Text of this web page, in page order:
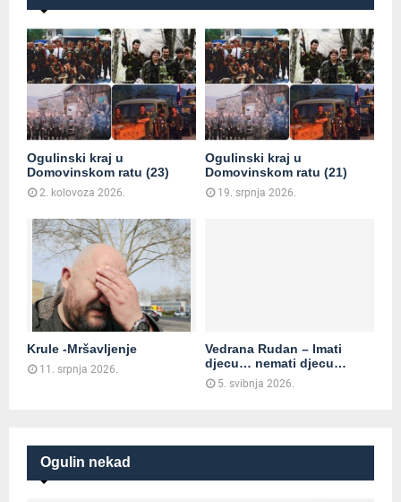
Ogulinski kraj u
Domovinskom ratu (23)
2. kolovoza 2026.
Ogulinski kraj u
Domovinskom ratu (21)
19. srpnja 2026.
Krule -Mršavljenje
11. srpnja 2026.
Vedrana Rudan – Imati
djecu… nemati djecu…
5. svibnja 2026.
Ogulin nekad